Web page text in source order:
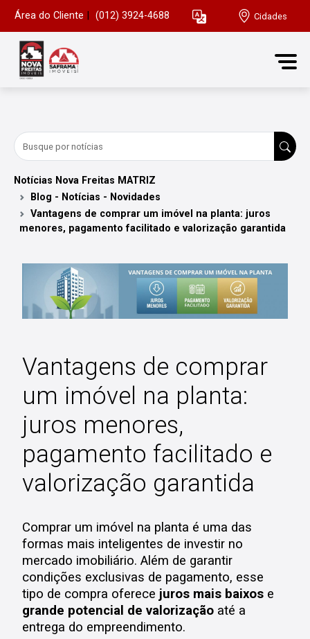
Área do Cliente (012) 3924-4688 Cidades
Notícias Nova Freitas MATRIZ
Blog - Notícias - Novidades
Vantagens de comprar um imóvel na planta: juros
menores, pagamento facilitado e valorização garantida
Vantagens de comprar
um imóvel na planta:
juros menores,
pagamento facilitado e
valorização garantida
Comprar um imóvel na planta é uma das
formas mais inteligentes de investir no
mercado imobiliário. Além de garantir
condições exclusivas de pagamento, esse
tipo de compra oferece juros mais baixos e
grande potencial de valorização até a
entrega do empreendimento.